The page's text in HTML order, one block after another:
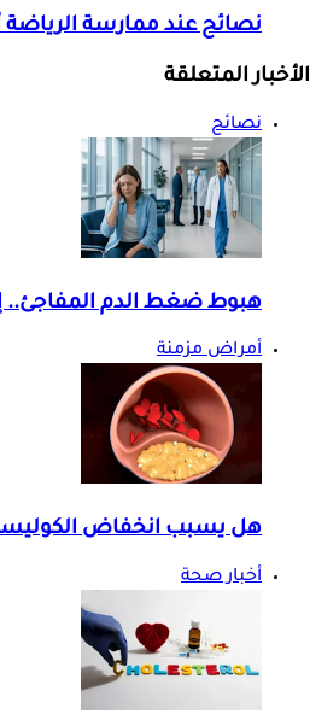
نصائح عند ممارسة
الأخبار المتعلقة
نصائح
هبوط ضغط الدم المفاجئ..
أمراض مزمنة
هل يسبب انخفاض
أخبار صحة